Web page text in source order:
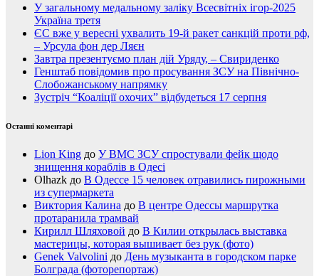
У загальному медальному заліку Всесвітніх ігор-2025
Україна третя
ЄС вже у вересні ухвалить 19-й ракет санкцій проти рф,
– Урсула фон дер Ляєн
Завтра презентуємо план дій Уряду, – Свириденко
Генштаб повідомив про просування ЗСУ на Північно-
Слобожанському напрямку
Зустріч “Коаліції охочих” відбудеться 17 серпня
Останні коментарі
Lion King до У ВМС ЗСУ спростували фейк щодо
знищення кораблів в Одесі
Olhazk до В Одессе 15 человек отравились пирожными
из супермаркета
Виктория Калина до В центре Одессы маршрутка
протаранила трамвай
Кирилл Шляховой до В Килии открылась выставка
мастерицы, которая вышивает без рук (фото)
Genek Valvolini до День музыканта в городском парке
Болграда (фоторепортаж)